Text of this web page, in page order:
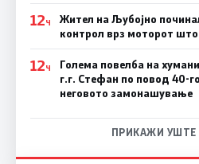
12Ч
Жител на Љубојно
контрол врз моторот што
12Ч
Голема повелба на
г.г. Стефан по повод 40-
неговото замонашување
ПРИКАЖИ УШТЕ